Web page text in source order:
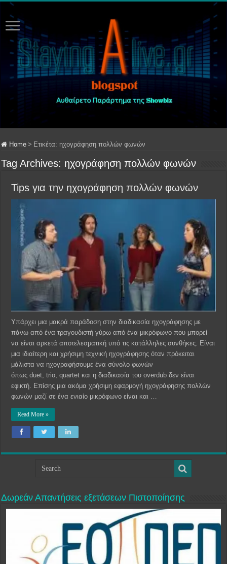
Home > Ετικέτα:ηχογράφηση πολλών φωνών
Tag Archives: ηχογράφηση πολλών φωνών
Tips για την ηχογράφηση πολλών φωνών
Υπάρχει μια μακρά παράδοση στην διαδικασία ηχογράφησης με
πάνω από ένα τραγουδιστή γύρω από ένα μικρόφωνο που μπορεί
να είναι αρκετά αποτελεσματική υπό τις κατάλληλες συνθήκες. Είναι
μια ιδιαίτερη και χρήσιμη τεχνική ηχογράφησης όταν πρόκειται
μάλιστα να ηχογραφήσουμε ένα σύνολο φωνών
όπως duet, trio, quartet και η διαδικασία του overdub δεν είναι
εφικτή. Επίσης μια ακόμα χρήσιμη εφαρμογή ηχογράφησης πολλών
φωνών μαζί σε ένα ενιαίο μικρόφωνο είναι και …
Read More »
Δωρεάν Απαντήσεις εξετάσεων Πιστοποίησης